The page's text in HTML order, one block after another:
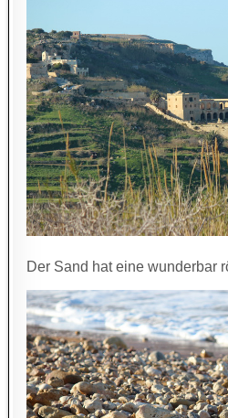
Der Sand hat eine wunderbar